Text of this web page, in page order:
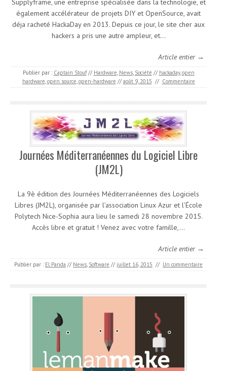
Supplyframe, une entreprise spécialisée dans la technologie, et
également accélérateur de projets DIY et OpenSource, avait
déja racheté HackaDay en 2013. Depuis ce jour, le site cher aux
hackers a pris une autre ampleur, et…
Article entier →
Publier par : Captain Stouf // Hardware, News, Société // hackaday,open
hardware,open source,open-hardware // août 9, 2015 // Commentaire
Journées Méditerranéennes du Logiciel Libre
(JM2L)
La 9è édition des Journées Méditerranéennes des Logiciels
Libres (JM2L), organisée par l’association Linux Azur et l’École
Polytech Nice-Sophia aura lieu le samedi 28 novembre 2015.
Accès libre et gratuit ! Venez avec votre famille,…
Article entier →
Publier par : El Panda // News, Software // juillet 16, 2015 // Un commentaire